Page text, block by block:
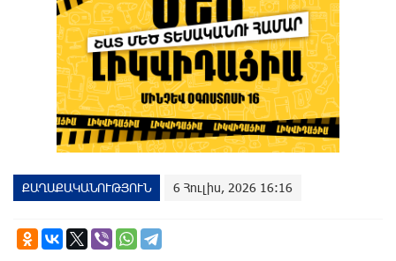
ՔԱՂԱՔԱԿԱՆՈՒԹՅՈՒՆ 6 Հուլիս, 2026 16:16